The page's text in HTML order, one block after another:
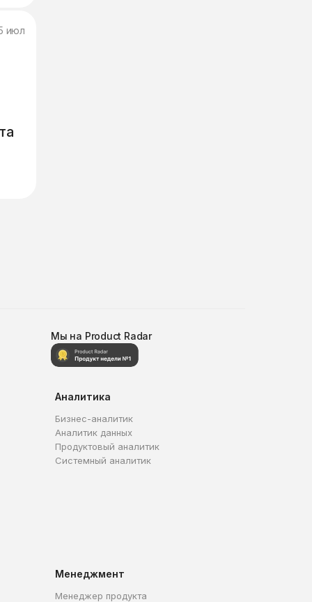
июл
Мы на Product Radar
Аналитика
Бизнес-аналитик
Аналитик данных
Продуктовый аналитик
Системный аналитик
Менеджмент
Менеджер продукта